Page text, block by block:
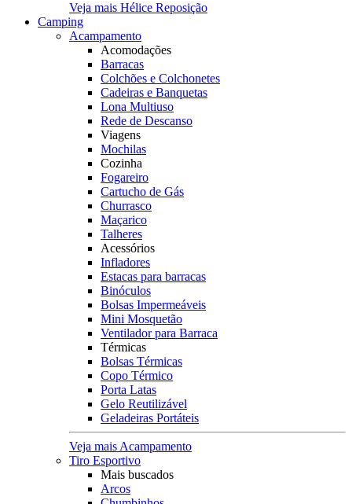
Veja mais Hélice Reposição
Camping
Acampamento
Acomodações
Barracas
Colchões e Colchonetes
Cadeiras e Banquetas
Lona Multiuso
Rede de Descanso
Viagens
Mochilas
Cozinha
Fogareiro
Cartucho de Gás
Churrasco
Maçarico
Talheres
Acessórios
Infladores
Estacas para barracas
Binóculos
Bolsas Impermeáveis
Mini Mosquetão
Ventilador para Barraca
Térmicas
Bolsas Térmicas
Copo Térmico
Porta Latas
Gelo Reutilizável
Geladeiras Portáteis
Veja mais Acampamento
Tiro Esportivo
Mais buscados
Arcos